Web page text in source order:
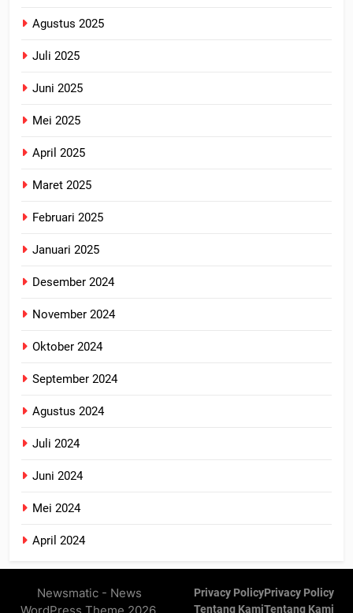
Agustus 2025
Juli 2025
Juni 2025
Mei 2025
April 2025
Maret 2025
Februari 2025
Januari 2025
Desember 2024
November 2024
Oktober 2024
September 2024
Agustus 2024
Juli 2024
Juni 2024
Mei 2024
April 2024
Newsmatic - News
Privacy PolicyPrivacy Policy
Tentang KamiTentang Kami